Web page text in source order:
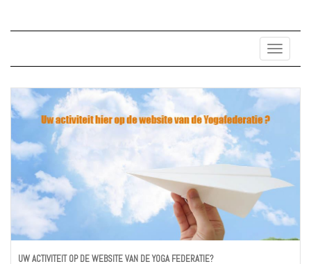
Toggle
UW ACTIVITEIT OP DE WEBSITE VAN DE YOGA FEDERATIE?